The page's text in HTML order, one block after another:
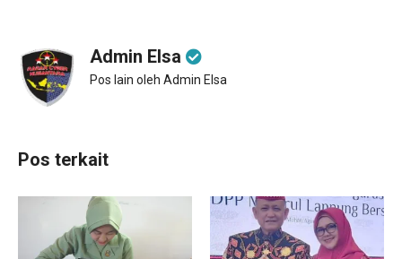
Admin Elsa
Pos lain oleh Admin Elsa
Pos terkait